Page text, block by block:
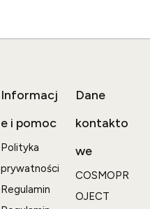
Informacj
e i pomoc
Polityka
prywatności
Regulamin
Dane
kontakto
we
COSMOPR
OJECT